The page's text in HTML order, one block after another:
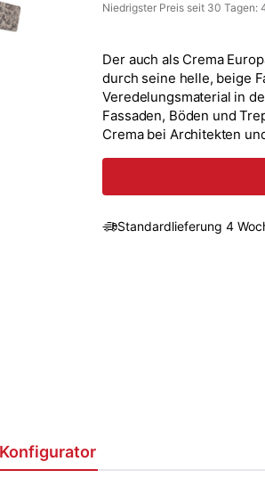
Niedrigster Preis seit 30 Tagen:
Der auch als Crema
durch seine helle, beige
Veredelungsmaterial in
Fassaden, Böden und
Crema bei Architekten
Standardlieferung 4
Konfigurator